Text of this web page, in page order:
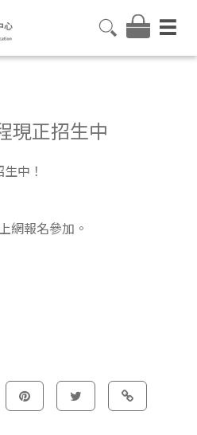
現正招生中
中！
網報名參加。